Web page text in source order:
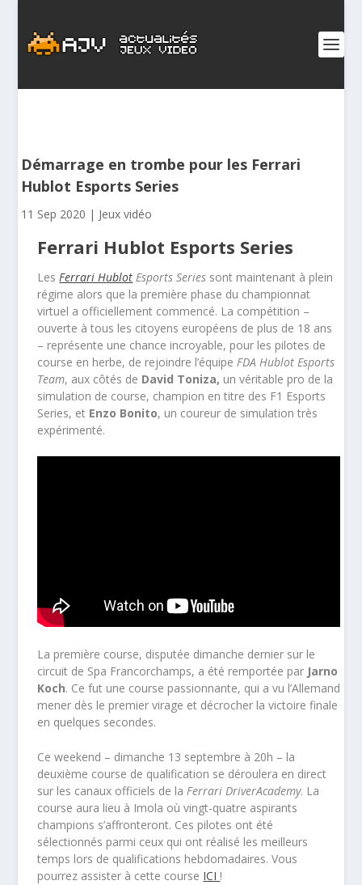
Démarrage en trombe pour les Ferrari
Hublot Esports Series
11 Sep 2020 | Jeux vidéo
Ferrari Hublot Esports Series
LesFerrari Hublot Esports Series sont maintenant à plein
régime alors que la première phase du championnat
virtuel a officiellement commencé. La compétition –
ouverte à tous les citoyens européens de plus de 18 ans
– représente une chance incroyable, pour les pilotes de
course en herbe, de rejoindre l’équipeFDA Hublot Esports
Team, aux côtés de David Toniza, un véritable pro de la
simulation de course, champion en titre des F1 Esports
Series, et Enzo Bonito, un coureur de simulation très
expérimenté.
La première course, disputée dimanche dernier sur le
circuit de Spa Francorchamps, a été remportée par Jarno
Koch. Ce fut une course passionnante, qui a vu l’Allemand
mener dès le premier virage et décrocher la victoire finale
en quelques secondes.
Ce weekend – dimanche 13 septembre à 20h – la
deuxième course de qualification se déroulera en direct
sur les canaux officiels de laFerrari DriverAcademy. La
course aura lieu à Imola où vingt-quatre aspirants
champions s’affronteront. Ces pilotes ont été
sélectionnés parmi ceux qui ont réalisé les meilleurs
temps lors de qualifications hebdomadaires. Vous
pourrez assister à cette course ICI !